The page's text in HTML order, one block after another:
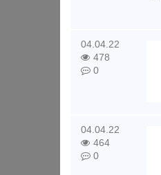
04.04.22
478
0
04.04.22
464
0